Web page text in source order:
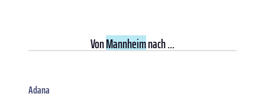
VonMannheimnach ...
Adana